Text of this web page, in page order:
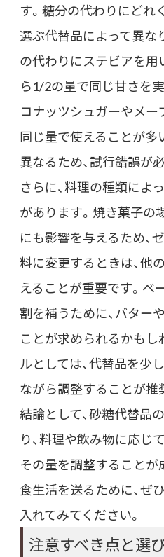
す。糖分の代わりにどれ
選ぶ代替品によって異な
の代わりにステビアを用
ら1/2の量で同じ甘さを
コナッツシュガーやメ
同じ量で使えることが多
異なるため、試行錯誤が
さらに、料理の種類によ
があります。焼き菓子の
にも影響を与えるため、
料に変更するときは、他
えることが重要です。ベ
割を補うために、バター
ことが求められるかもし
ルとしては、代替品を少
ながら調整することが推
結論として、砂糖代替品
り、料理や飲み物に応じ
その量を調整することが
食生活を送るために、ぜ
入れてみてください。
注意すべき点と選